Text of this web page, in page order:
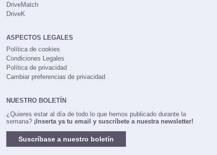
DriveMatch
DriveK
ASPECTOS LEGALES
Política de cookies
Condiciones Legales
Política de privacidad
Cambiar preferencias de privacidad
NUESTRO BOLETÍN
¿Quieres estar al día de todo lo que hemos publicado durante la
semana? ¡Inserta ya tu email y suscríbete a nuestra newsletter!
Suscríbase a nuestro boletín